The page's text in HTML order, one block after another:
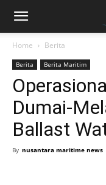
Home Berita
Berita Berita Maritim
Dumai-
Ballast
By nusantara maritime news